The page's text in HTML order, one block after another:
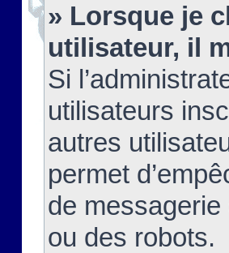
» Lorsque je
utilisateur, il
Si
utilisateurs
autres
permet
de
ou des robots.